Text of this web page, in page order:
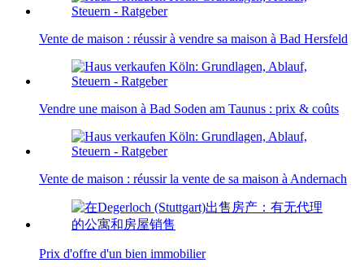
Vente de maison : réussir à vendre sa maison à Bad Hersfeld
Vendre une maison à Bad Soden am Taunus : prix & coûts
Vente de maison : réussir la vente de sa maison à Andernach
Prix d'offre d'un bien immobilier